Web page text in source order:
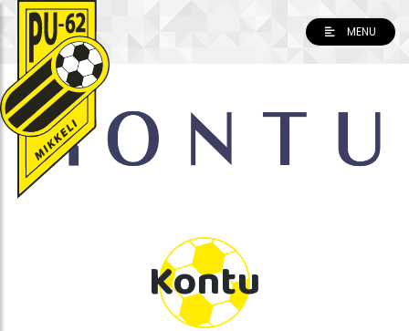
Skip
content
MENU
Kontu